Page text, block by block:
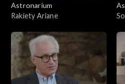
Astronarium
Rakiety Ariane